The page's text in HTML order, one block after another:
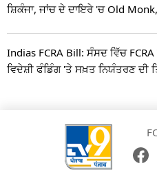
ਸ਼ਿਕੰਜਾ, ਜਾਂਚ ਦੇ ਦਾਇਰੇ 'ਚ Old
Indias FCRA Bill: ਸੰਸਦ ਵਿੱਚ
ਵਿਦੇਸ਼ੀ ਫੰਡਿੰਗ 'ਤੇ ਸਖ਼ਤ ਨਿਯੰਤਰਣ ਦੀ